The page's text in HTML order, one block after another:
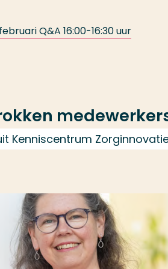
Q&A 16:00-16:30 uur
Kenniscentrum